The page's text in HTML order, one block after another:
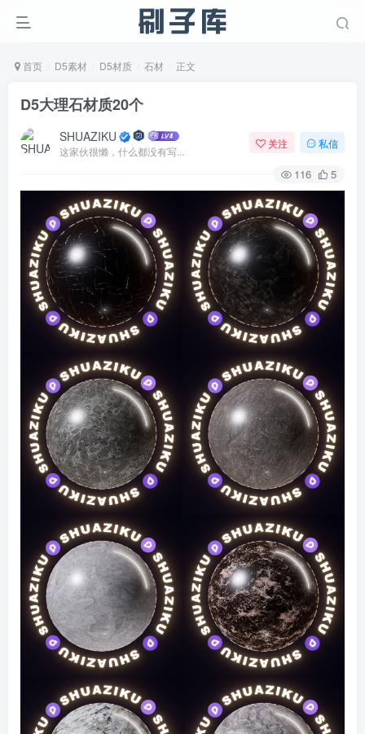
首页 D5素材 D5材质 石材 正文
D5大理石材质20个
SHUAZIKU
这家伙很懒，什么都没有写...
关注 私信
116 5